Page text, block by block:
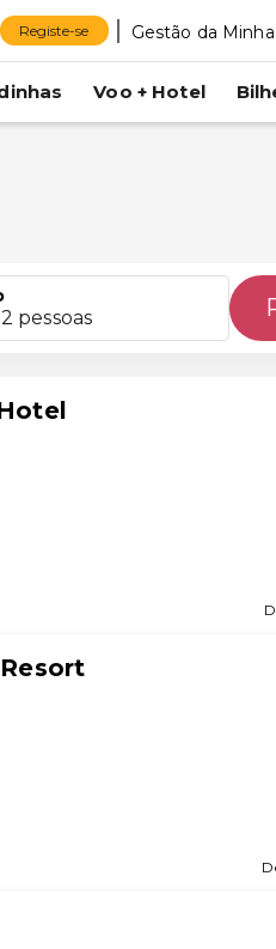
Registe-se Gestão da
Voo + Hotel
pessoas